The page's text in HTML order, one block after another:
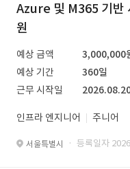
Azure 및 M365 기반
원
예상 금액
3,000,000
예상 기간
360일
근무 시작일
인프라 엔지니어 주니어
서울특별시 · 등록일자